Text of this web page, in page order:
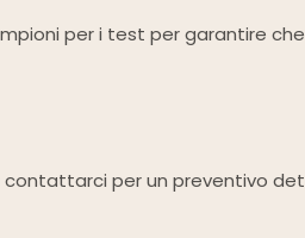
per i test per garantire
contattarci per un preventivo